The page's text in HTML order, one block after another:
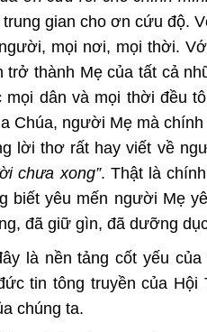
gian cho ơn cứu độ.
mọi nơi, mọi thời.
trở thành Mẹ của tất cả
dân và mọi thời đều
Chúa, người Mẹ mà
lời thơ rất hay viết về
chưa xong”. Thật là
biết yêu mến người Mẹ
đã giữ gìn, đã dưỡng
là nền tảng cốt yếu
tin tông truyền của
chúng ta.